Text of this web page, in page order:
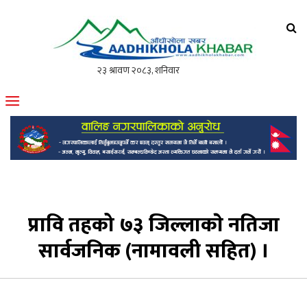
मोफसलकै लोकप्रिय अनलाइन पत्रिका
प्रावि तहको ७३ जिल्लाकाे नतिजा
सार्वजनिक (नामावली सहित) ।